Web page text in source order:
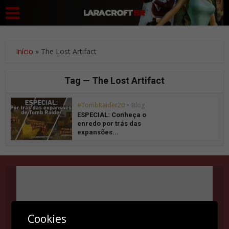
Início » The Lost Artifact
Tag — The Lost Artifact
#TombRaider20 • Blog
ESPECIAL: Conheça o
enredo por trás das
expansões...
este conteúdo. É provável que você tenha
Cookies